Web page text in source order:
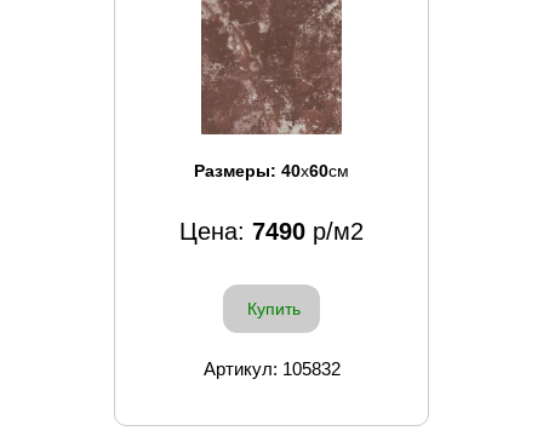
Размеры: 40x60см
Цена: 7490 р/м2
Купить
Артикул: 105832